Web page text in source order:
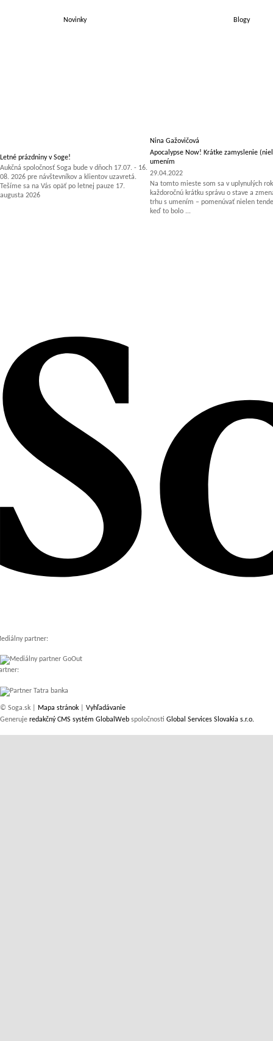
Novinky Blogy
Letné prázdniny v Soge!
Aukčná spoločnosť Soga bude v dňoch 17.07. - 16.
08. 2026 pre návštevníkov a klientov uzavretá.
Tešíme sa na Vás opäť po letnej pauze 17.
augusta 2026
Nina Gažovičová
Apocalypse Now! Krátke zamyslenie
umením
29.04.2022
Na tomto mieste som sa v uplynulých
každoročnú krátku správu o stave a
trhu s umením – pomenúvať nielen
keď to bolo ...
partner:
© Soga.sk | Mapa stránok
Vyhľadávanie
Generuje redakčný CMS systém GlobalWeb spoločnosti Global Services Slovakia s.r.o.